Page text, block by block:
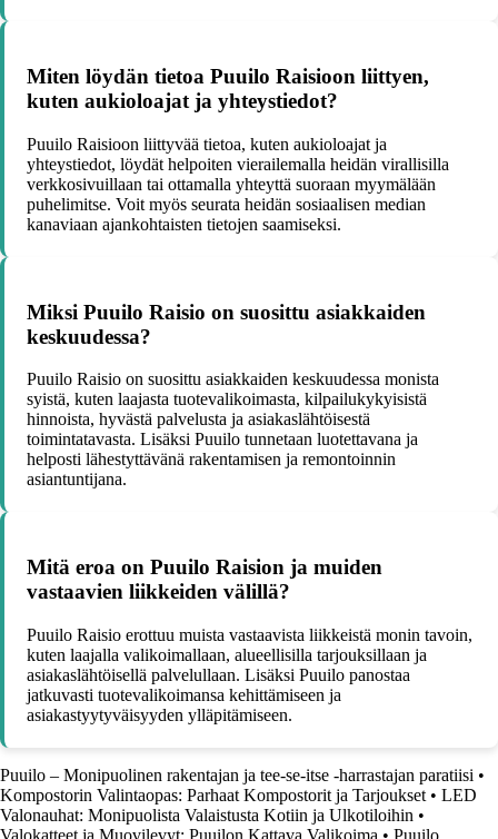
Miten löydän tietoa Puuilo Raisioon liittyen,
kuten aukioloajat ja yhteystiedot?
Puuilo Raisioon liittyvää tietoa, kuten aukioloajat ja
yhteystiedot, löydät helpoiten vierailemalla heidän virallisilla
verkkosivuillaan tai ottamalla yhteyttä suoraan myymälään
puhelimitse. Voit myös seurata heidän sosiaalisen median
kanaviaan ajankohtaisten tietojen saamiseksi.
Miksi Puuilo Raisio on suosittu asiakkaiden
keskuudessa?
Puuilo Raisio on suosittu asiakkaiden keskuudessa monista
syistä, kuten laajasta tuotevalikoimasta, kilpailukykyisistä
hinnoista, hyvästä palvelusta ja asiakaslähtöisestä
toimintatavasta. Lisäksi Puuilo tunnetaan luotettavana ja
helposti lähestyttävänä rakentamisen ja remontoinnin
asiantuntijana.
Mitä eroa on Puuilo Raision ja muiden
vastaavien liikkeiden välillä?
Puuilo Raisio erottuu muista vastaavista liikkeistä monin tavoin,
kuten laajalla valikoimallaan, alueellisilla tarjouksillaan ja
asiakaslähtöisellä palvelullaan. Lisäksi Puuilo panostaa
jatkuvasti tuotevalikoimansa kehittämiseen ja
asiakastyytyväisyyden ylläpitämiseen.
Puuilo – Monipuolinen rakentajan ja tee-se-itse -harrastajan paratiisi •
Kompostorin Valintaopas: Parhaat Kompostorit ja Tarjoukset • LED
Valonauhat: Monipuolista Valaistusta Kotiin ja Ulkotiloihin •
Valokatteet ja Muovilevyt: Puuilon Kattava Valikoima • Puuilo,